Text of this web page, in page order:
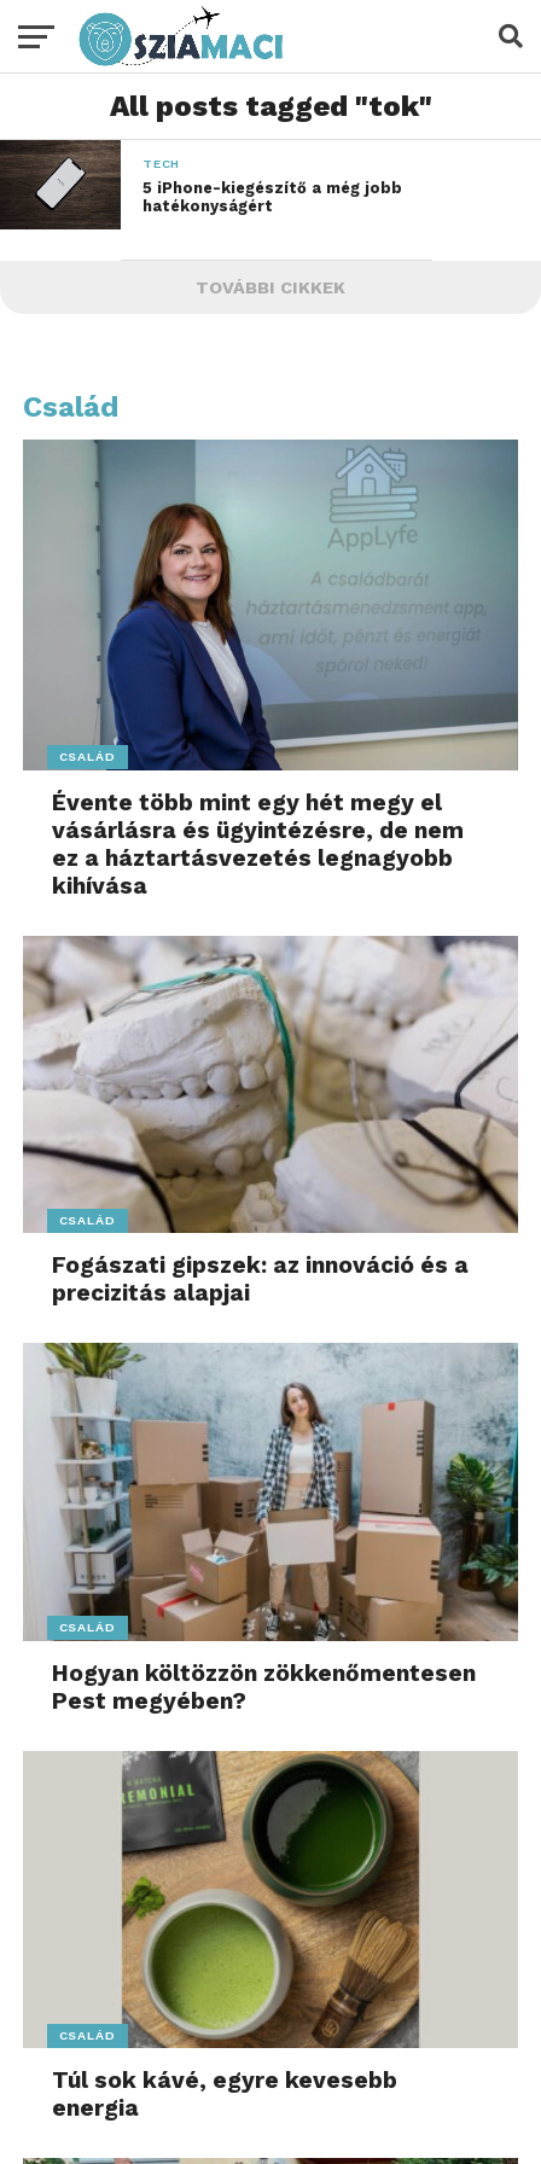
All posts tagged "tok"
TECH
5 iPhone-kiegészítő a még jobb
hatékonyságért
TOVÁBBI CIKKEK
Család
CSALÁD
Évente több mint egy hét megy el
vásárlásra és ügyintézésre, de nem
ez a háztartásvezetés legnagyobb
kihívása
CSALÁD
Fogászati gipszek: az innováció és a
precizitás alapjai
CSALÁD
Hogyan költözzön zökkenőmentesen
Pest megyében?
CSALÁD
Túl sok kávé, egyre kevesebb
energia